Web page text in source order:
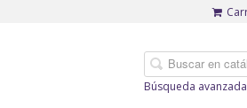
Búsqueda avanzada